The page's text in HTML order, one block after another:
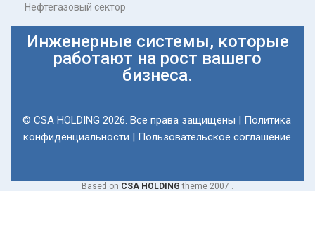
Нефтегазовый сектор
Инженерные системы, которые
работают на рост вашего
бизнеса.
© CSA HOLDING 2026. Все права защищены | Политика
конфиденциальности | Пользовательское соглашение
Based on CSA HOLDING theme 2007 .